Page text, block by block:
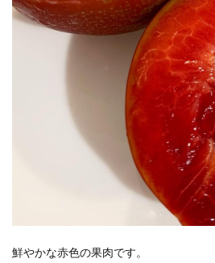
鮮やかな赤色の果肉です。